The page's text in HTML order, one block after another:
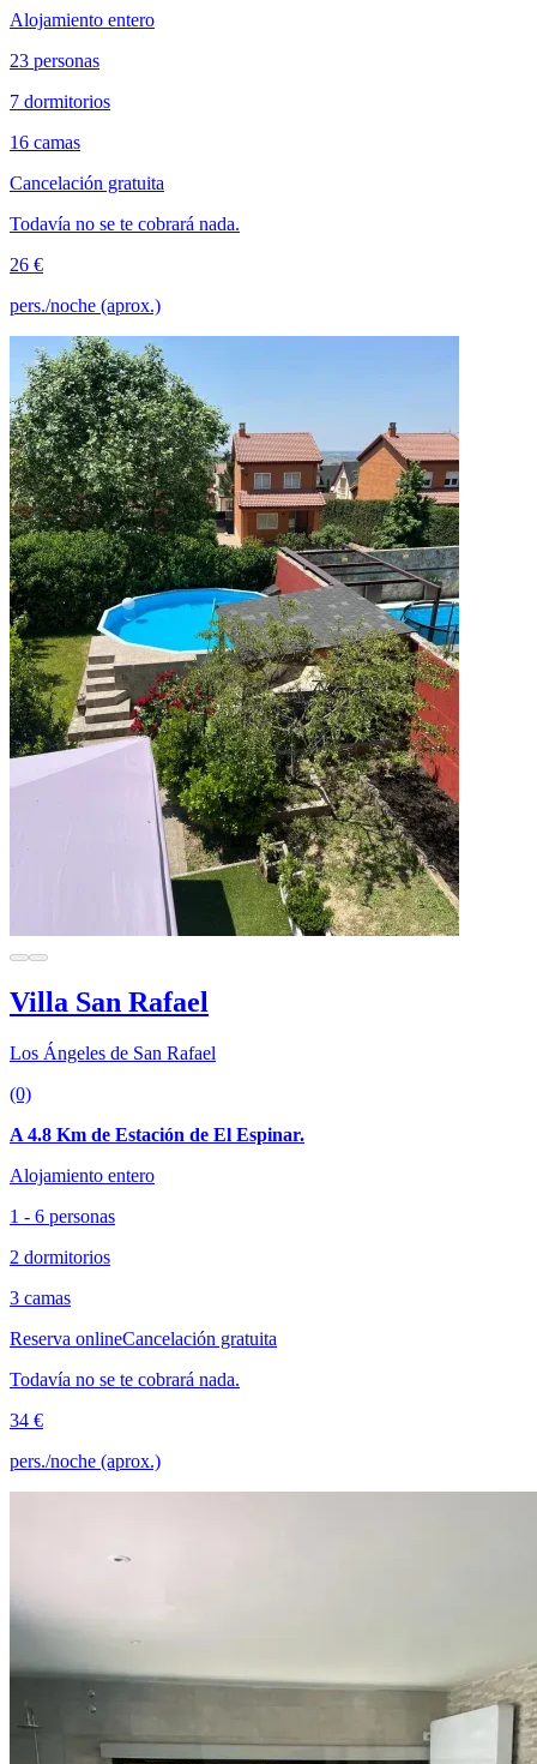
Alojamiento entero
23 personas
7 dormitorios
16 camas
Cancelación gratuita
Todavía no se te cobrará nada.
26 €
pers./noche (aprox.)
Villa San Rafael
Los Ángeles de San Rafael
(0)
A 4.8 Km de Estación de El Espinar.
Alojamiento entero
1 - 6 personas
2 dormitorios
3 camas
Reserva onlineCancelación gratuita
Todavía no se te cobrará nada.
34 €
pers./noche (aprox.)